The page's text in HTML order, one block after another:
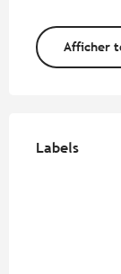
Afficher
Labels
Labels